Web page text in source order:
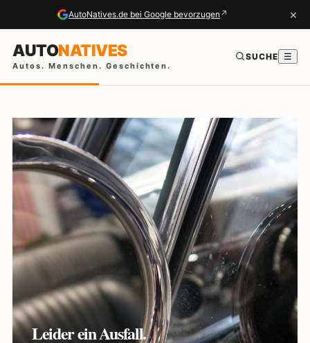
AutoNatives.de bei Google bevorzugen ↗ ×
AUTONATIVES
Autos. Menschen. Geschichten.
SUCHE ☰
Leider ein Ausfall.